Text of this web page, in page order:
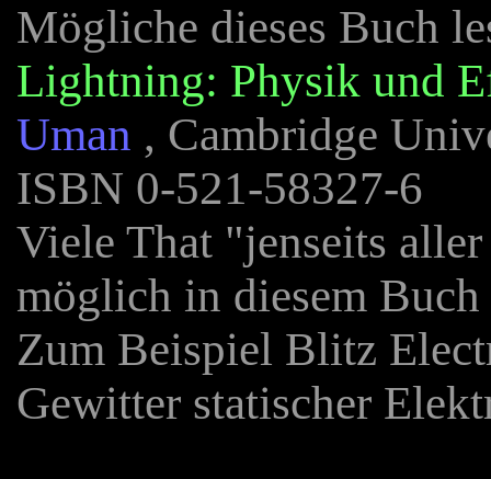
Mögliche dieses Buch
Lightning: Physik und
Uman , Cambridge
ISBN 0-521-58327-6
Viele That "jenseits
möglich in diesem
Zum Beispiel Blitz
Gewitter statischer